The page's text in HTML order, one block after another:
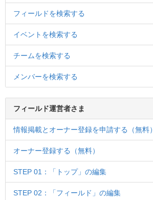
フィールドを検索する
イベントを検索する
チームを検索する
メンバーを検索する
フィールド運営者さま
情報掲載とオーナー登録を申請する（無料）
オーナー登録する（無料）
STEP 01：「トップ」の編集
STEP 02：「フィールド」の編集